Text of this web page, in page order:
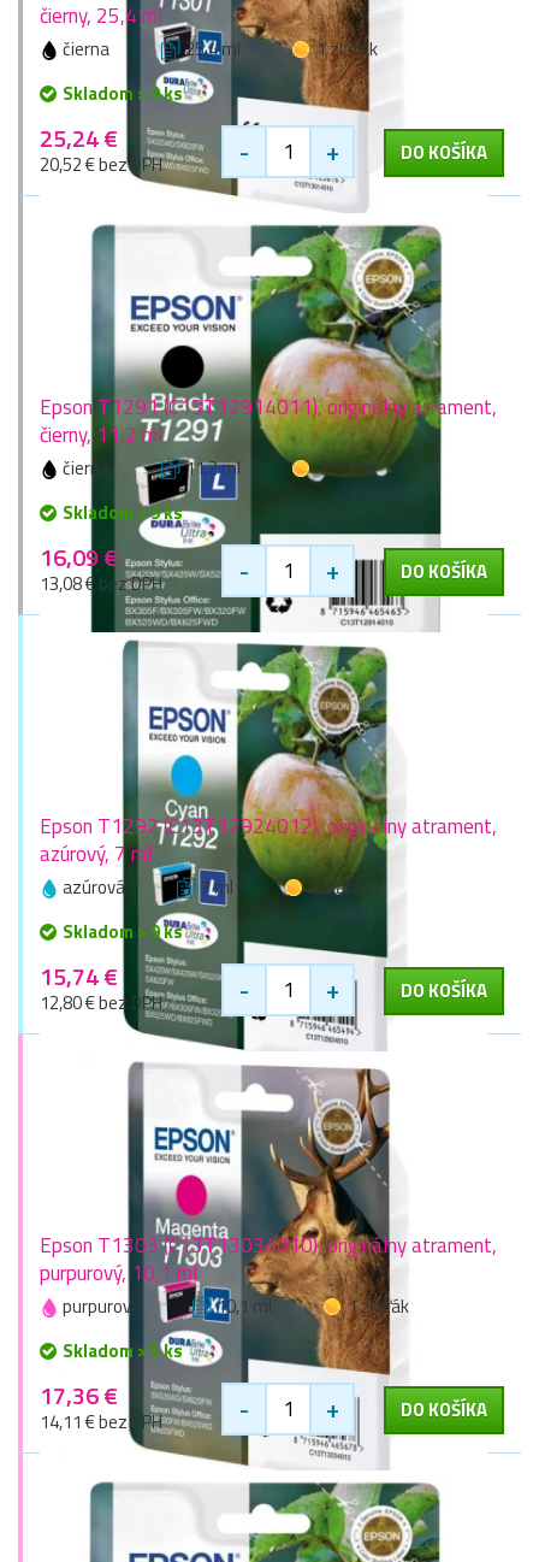
čierny, 25,4 ml
čierna 25,4 ml
1 zlaťák
Skladom > 9 ks
25,24 €
20,52 € bez DPH - + DO KOŠÍKA
Epson T1291 (C13T12914011), originálny atrament,
čierny, 11,2 ml
čierna 11,2 ml
1 zlaťák
Skladom > 9 ks
16,09 €
13,08 € bez DPH - + DO KOŠÍKA
Epson T1292 (C13T12924012), originálny atrament,
azúrový, 7 ml
azúrová 7 ml
1 zlaťák
Skladom > 9 ks
15,74 €
12,80 € bez DPH - + DO KOŠÍKA
Epson T1303 (C13T13034010), originálny atrament,
purpurový, 10,1 ml
purpurová 10,1 ml
1 zlaťák
Skladom > 5 ks
17,36 €
14,11 € bez DPH - + DO KOŠÍKA